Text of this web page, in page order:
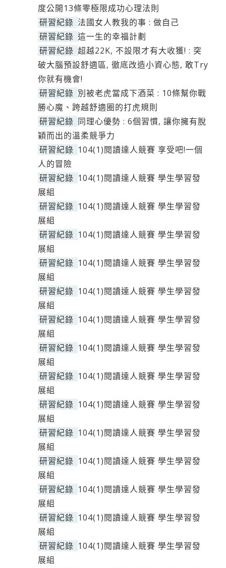
度公開13條零極限成功心理法則
研習紀錄 法國女人教我的事 : 做自己
研習紀錄 這一生的幸福計劃
研習紀錄 超越22K, 不設限才有大收獲! : 突
破大腦預設舒適區, 徹底改造小資心態, 敢Try
你就有機會!
研習紀錄 別被老虎當成下酒菜 : 10條幫你戰
勝心魔、跨越舒適圈的打虎規則
研習紀錄 同理心優勢 : 6個習慣, 讓你擁有脫
穎而出的溫柔競爭力
研習紀錄 104(1)閱讀達人競賽 享受吧!一個
人的冒險
研習紀錄 104(1)閱讀達人競賽 學生學習發
展組
研習紀錄 104(1)閱讀達人競賽 學生學習發
展組
研習紀錄 104(1)閱讀達人競賽 學生學習發
展組
研習紀錄 104(1)閱讀達人競賽 學生學習發
展組
研習紀錄 104(1)閱讀達人競賽 學生學習發
展組
研習紀錄 104(1)閱讀達人競賽 學生學習發
展組
研習紀錄 104(1)閱讀達人競賽 學生學習發
展組
研習紀錄 104(1)閱讀達人競賽 學生學習發
展組
研習紀錄 104(1)閱讀達人競賽 學生學習發
展組
研習紀錄 104(1)閱讀達人競賽 學生學習發
展組
研習紀錄 104(1)閱讀達人競賽 學生學習發
展組
研習紀錄 104(1)閱讀達人競賽 學生學習發
展組
研習紀錄 104(1)閱讀達人競賽 學生學習發
展組
研習紀錄 104(1)閱讀達人競賽 學生學習發
展組